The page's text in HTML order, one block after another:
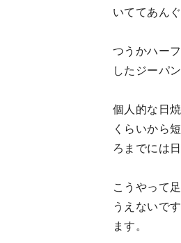
いててあん
つうかハー
したジーパ
個人的な日
くらいから
ろまでには
こうやって
うえないで
ます。